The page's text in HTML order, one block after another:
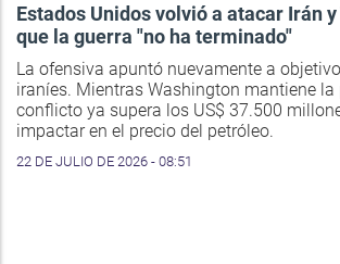
Estados Unidos volvió a atacar Irán
que la guerra "no ha terminado"
La ofensiva apuntó nuevamente a
iraníes. Mientras Washington mantiene la
conflicto ya supera los US$ 37.500
impactar en el precio del petróleo.
22 DE JULIO DE 2026 - 08:51